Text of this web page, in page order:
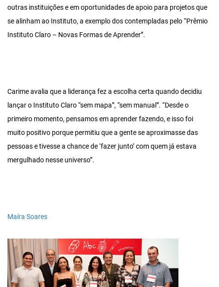
outras instituições e em oportunidades de apoio para projetos que
se alinham ao Instituto, a exemplo dos contempladas pelo “Prêmio
Instituto Claro – Novas Formas de Aprender”.
Carime avalia que a liderança fez a escolha certa quando decidiu
lançar o Instituto Claro “sem mapa”, “sem manual”. “Desde o
primeiro momento, pensamos em aprender fazendo, e isso foi
muito positivo porque permitiu que a gente se aproximasse das
pessoas e tivesse a chance de ‘fazer junto’ com quem já estava
mergulhado nesse universo”.
Maíra Soares